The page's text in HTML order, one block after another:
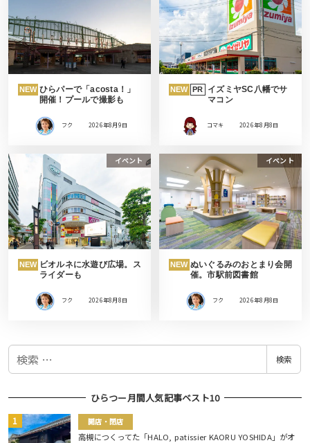
NEW ひらパーで「acosta！」
開催！プールで撮影も
フク 2026年8月9日
NEW PR
イズミヤSC八幡でサ
マコン
コマキ 2026年8月8日
イベント
NEW ビオルネに水遊び広場。ス
ライダーも
フク 2026年8月8日
イベント
NEW ぬいぐるみのおとまり会開
催。市駅前図書館
フク 2026年8月8日
検
検索
ひらつー月間人気記事ベスト10
開店・閉店
高槻につくってた「HALO, patissier KAORU YOSHIDA」がオ